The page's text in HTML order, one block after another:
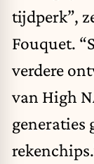
tijdperk”,
Fouquet.
verdere
van High
generaties